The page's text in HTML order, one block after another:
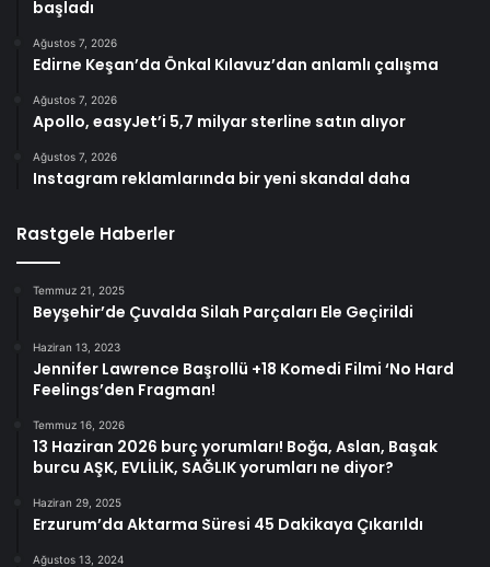
başladı
Ağustos 7, 2026
Edirne Keşan’da Önkal Kılavuz’dan anlamlı çalışma
Ağustos 7, 2026
Apollo, easyJet’i 5,7 milyar sterline satın alıyor
Ağustos 7, 2026
Instagram reklamlarında bir yeni skandal daha
Rastgele Haberler
Temmuz 21, 2025
Beyşehir’de Çuvalda Silah Parçaları Ele Geçirildi
Haziran 13, 2023
Jennifer Lawrence Başrollü +18 Komedi Filmi ‘No Hard
Feelings’den Fragman!
Temmuz 16, 2026
13 Haziran 2026 burç yorumları! Boğa, Aslan, Başak
burcu AŞK, EVLİLİK, SAĞLIK yorumları ne diyor?
Haziran 29, 2025
Erzurum’da Aktarma Süresi 45 Dakikaya Çıkarıldı
Ağustos 13, 2024